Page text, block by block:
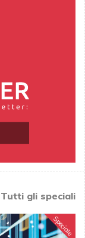
Tutti gli speciali
Speciale